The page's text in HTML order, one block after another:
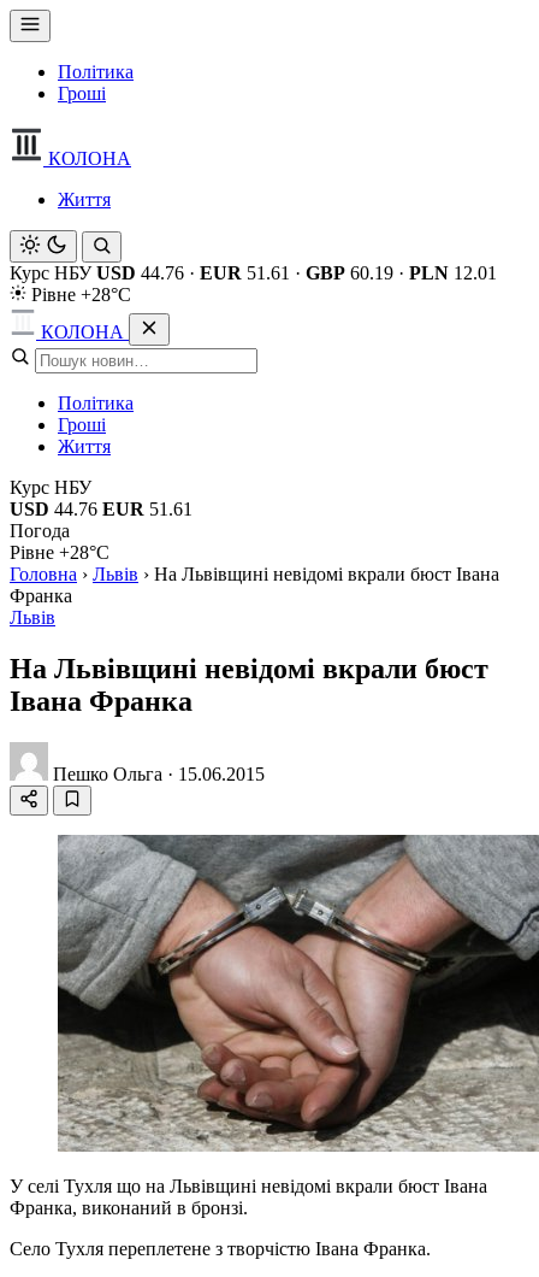
Політика
Гроші
КОЛОНА
Життя
Курс НБУ USD 44.76 · EUR 51.61 · GBP 60.19 · PLN 12.01
Рівне +28°C
КОЛОНА
Політика
Гроші
Життя
Курс НБУ
USD 44.76 EUR 51.61
Погода
Рівне +28°C
Головна › Львів › На Львівщині невідомі вкрали бюст Івана
Франка
Львів
На Львівщині невідомі вкрали бюст
Івана Франка
Пешко Ольга · 15.06.2015
У селі Тухля що на Львівщині невідомі вкрали бюст Івана
Франка, виконаний в бронзі.
Село Тухля переплетене з творчістю Івана Франка.